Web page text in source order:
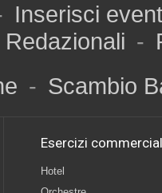
Inserisci
Redazionali -
- Scambio
Esercizi
Hotel